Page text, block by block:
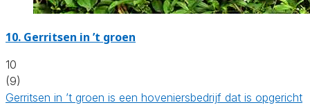
10. Gerritsen in ’t groen
10
(9)
Gerritsen in ’t groen is een hoveniersbedrijf dat is opgericht